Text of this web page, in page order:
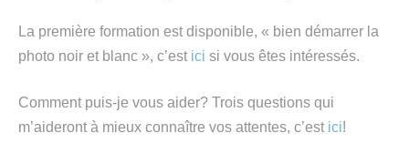
La première formation est disponible, « bien démarrer la
photo noir et blanc », c’est ici si vous êtes intéressés.
Comment puis-je vous aider? Trois questions qui
m’aideront à mieux connaître vos attentes, c’est ici!